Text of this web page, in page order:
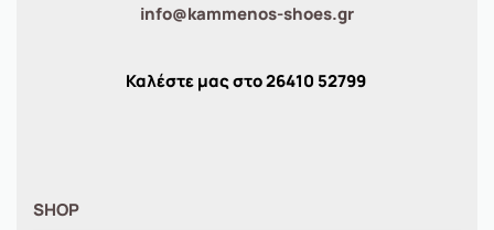
info@kammenos-shoes.gr
Καλέστε μας στο26410 52799
SHOP